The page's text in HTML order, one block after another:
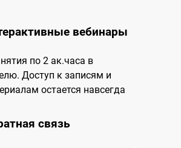
вебинары
по 2 ак.часа в
Доступ к записям и
остается навсегда
связь